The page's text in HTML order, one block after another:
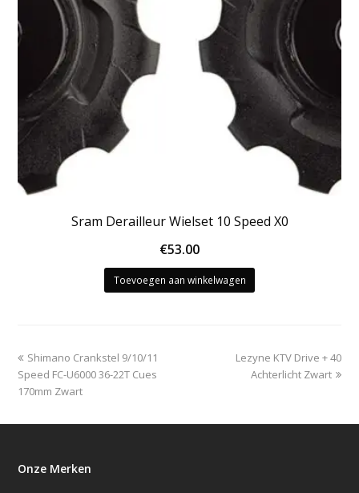
Sram Derailleur Wielset 10 Speed X0
€53.00
Toevoegen aan winkelwagen
previous
post:
Shimano Crankstel 9/10/11
Speed FC-U6000 36-22T Cues
170mm Zwart
next
post:
Lezyne KTV Drive + 40
Achterlicht Zwart
Onze Merken